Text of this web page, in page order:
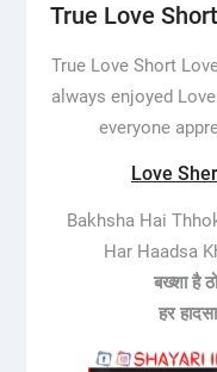
True Love
True Love Short
always enjoyed
everyone
Love
Bakhsha Hai
Har Haadsa
बख्शा है
हर